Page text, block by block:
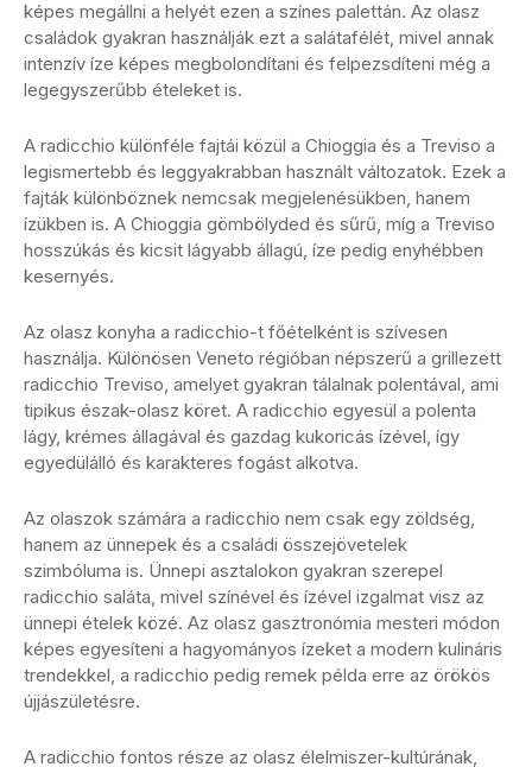
képes megállni a helyét ezen a színes palettán. Az olasz
családok gyakran használják ezt a salátafélét, mivel annak
intenzív íze képes megbolondítani és felpezsdíteni még a
legegyszerűbb ételeket is.
A radicchio különféle fajtái közül a Chioggia és a Treviso a
legismertebb és leggyakrabban használt változatok. Ezek a
fajták különböznek nemcsak megjelenésükben, hanem
ízükben is. A Chioggia gömbölyded és sűrű, míg a Treviso
hosszúkás és kicsit lágyabb állagú, íze pedig enyhébben
kesernyés.
Az olasz konyha a radicchio-t főételként is szívesen
használja. Különösen Veneto régióban népszerű a grillezett
radicchio Treviso, amelyet gyakran tálalnak polentával, ami
tipikus észak-olasz köret. A radicchio egyesül a polenta
lágy, krémes állagával és gazdag kukoricás ízével, így
egyedülálló és karakteres fogást alkotva.
Az olaszok számára a radicchio nem csak egy zöldség,
hanem az ünnepek és a családi összejövetelek
szimbóluma is. Ünnepi asztalokon gyakran szerepel
radicchio saláta, mivel színével és ízével izgalmat visz az
ünnepi ételek közé. Az olasz gasztronómia mesteri módon
képes egyesíteni a hagyományos ízeket a modern kulináris
trendekkel, a radicchio pedig remek példa erre az örökös
újjászületésre.
A radicchio fontos része az olasz élelmiszer-kultúrának,